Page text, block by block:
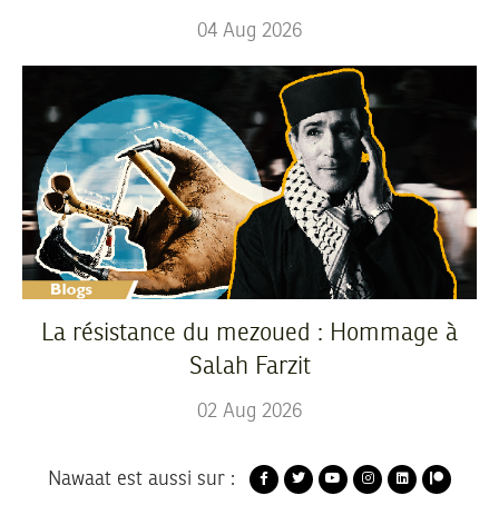
04 Aug 2026
La résistance du mezoued : Hommage à
Salah Farzit
02 Aug 2026
Nawaat est aussi sur :